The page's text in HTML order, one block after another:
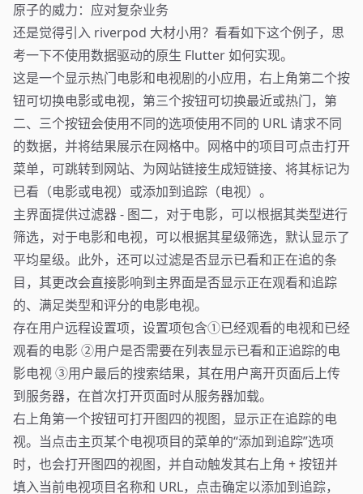
原子的威力：应对复杂业务
还是觉得引入 riverpod 大材小用？看看如下这个例子，思
考一下不使用数据驱动的原生 Flutter 如何实现。
这是一个显示热门电影和电视剧的小应用，右上角第二个按
钮可切换电影或电视，第三个按钮可切换最近或热门，第
二、三个按钮会使用不同的选项使用不同的 URL 请求不同
的数据，并将结果展示在网格中。网格中的项目可点击打开
菜单，可跳转到网站、为网站链接生成短链接、将其标记为
已看（电影或电视）或添加到追踪（电视）。
主界面提供过滤器 - 图二，对于电影，可以根据其类型进行
筛选，对于电影和电视，可以根据其星级筛选，默认显示了
平均星级。此外，还可以过滤是否显示已看和正在追的条
目，其更改会直接影响到主界面是否显示正在观看和追踪
的、满足类型和评分的电影电视。
存在用户远程设置项，设置项包含①已经观看的电视和已经
观看的电影 ②用户是否需要在列表显示已看和正追踪的电
影电视 ③用户最后的搜索结果，其在用户离开页面后上传
到服务器，在首次打开页面时从服务器加载。
右上角第一个按钮可打开图四的视图，显示正在追踪的电
视。当点击主页某个电视项目的菜单的“添加到追踪”选项
时，也会打开图四的视图，并自动触发其右上角 + 按钮并
填入当前电视项目名称和 URL，点击确定以添加到追踪，